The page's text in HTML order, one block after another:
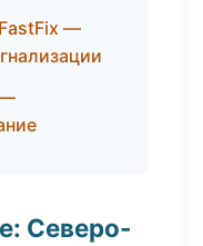
—
—
Северо-